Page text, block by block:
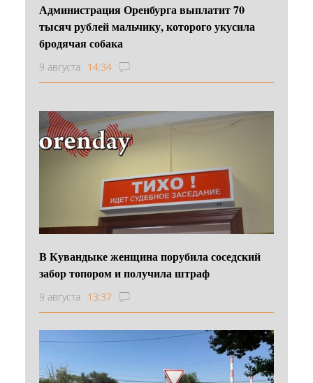
Администрация Оренбурга выплатит 70
тысяч рублей мальчику, которого укусила
бродячая собака
9 августа 14:34
В Кувандыке женщина порубила соседский
забор топором и получила штраф
9 августа 13:37